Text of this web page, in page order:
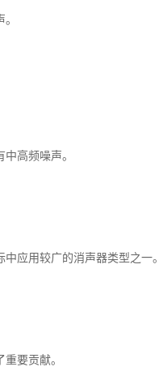
高频噪声。
应用较广的消声器类型之一。
要贡献。